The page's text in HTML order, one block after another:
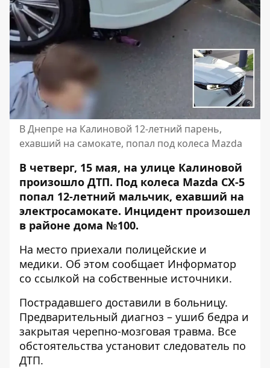
В Днепре на Калиновой 12-летний парень,
ехавший на самокате, попал под колеса Mazda
В четверг, 15 мая, на улице Калиновой
произошло ДТП. Под колеса Mazda CX-5
попал 12-летний мальчик, ехавший на
электросамокате. Инцидент произошел
в районе дома №100.
На место приехали полицейские и
медики. Об этом сообщает Информатор
со ссылкой на собственные источники.
Пострадавшего доставили в больницу.
Предварительный диагноз – ушиб бедра и
закрытая черепно-мозговая травма. Все
обстоятельства установит следователь по
ДТП.